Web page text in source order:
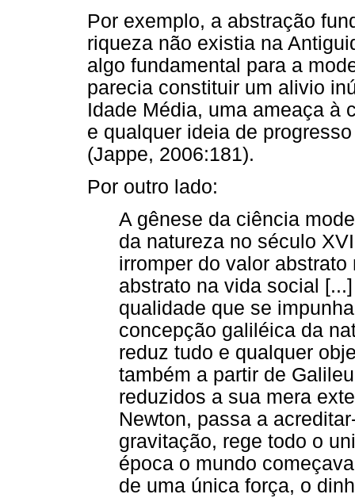
Por exemplo, a abstração
riqueza não existia na
algo fundamental para a
parecia constituir um alivio
Idade Média, uma ameaça à
e qualquer ideia de
(Jappe, 2006:181).
Por outro lado:
A gênese da ciência
da natureza no século
irromper do valor
abstrato na vida social
qualidade que se
concepção galiléica da
reduz tudo e qualquer
também a partir de
reduzidos a sua mera
Newton, passa a
gravitação, rege todo o
época o mundo
de uma única força, o